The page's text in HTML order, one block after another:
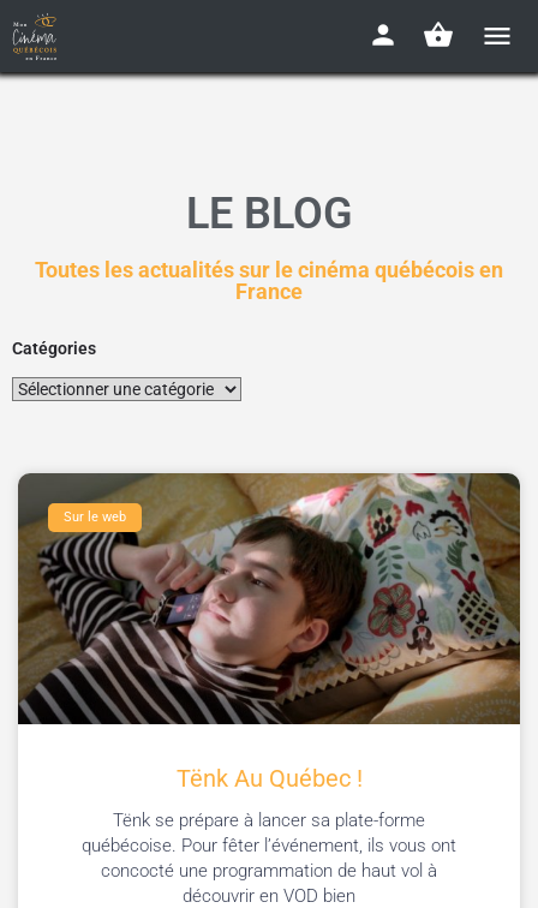
LE BLOG
Toutes les actualités sur le cinéma québécois en
France
Catégories
Sur le web
Tënk Au Québec !
Tënk se prépare à lancer sa plate-forme
québécoise. Pour fêter l’événement, ils vous ont
concocté une programmation de haut vol à
découvrir en VOD bien